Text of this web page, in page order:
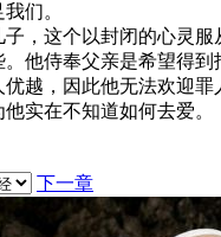
们。
子，这个以封闭的心灵服
。他侍奉父亲是希望得到
优越，因此他无法欢迎罪
实在不知道如何去爱。
下一章